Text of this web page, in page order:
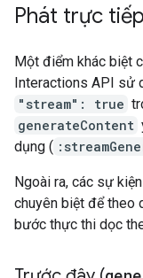
Phát trực tiếp
Một điểm khác biệt
Interactions API sử
"stream": true
generateContent
dụng (
Ngoài ra, các sự
chuyên biệt để theo
bước thực thi dọc